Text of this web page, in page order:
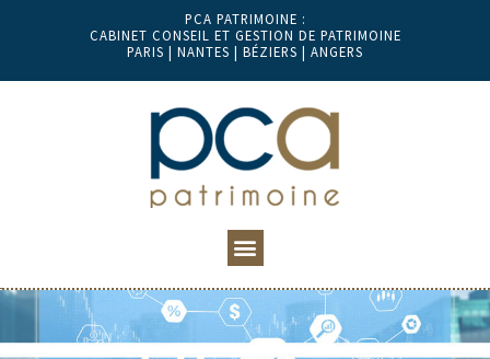
PCA PATRIMOINE :
CABINET CONSEIL ET GESTION DE PATRIMOINE
PARIS | NANTES | BÉZIERS | ANGERS